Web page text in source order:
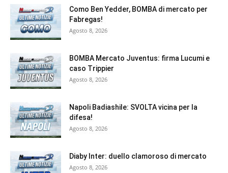
Como Ben Yedder, BOMBA di mercato per
Fabregas!
Agosto 8, 2026
BOMBA Mercato Juventus: firma Lucumi e
caso Trippier
Agosto 8, 2026
Napoli Badiashile: SVOLTA vicina per la
difesa!
Agosto 8, 2026
Diaby Inter: duello clamoroso di mercato
Agosto 8, 2026